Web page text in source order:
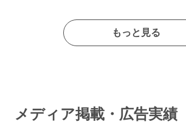
もっと見る
メディア掲載・広告実績